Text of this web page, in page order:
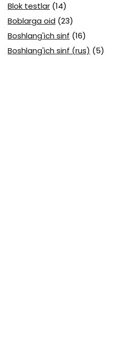
Blok testlar (14)
Boblarga oid (23)
Boshlang'ich sinf (16)
Boshlang'ich sinf (rus) (5)